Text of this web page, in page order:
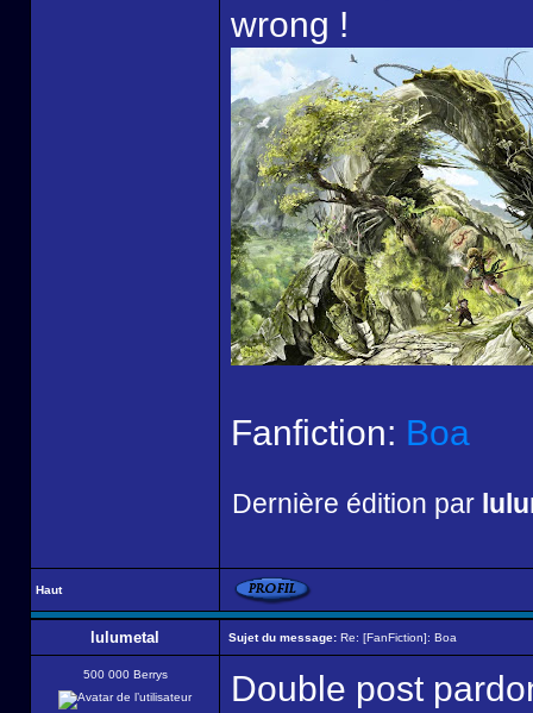
wrong !
Fanfiction: Boa
Dernière édition par
Haut
lulumetal Sujet du message: Re: [FanFiction]: Boa
500 000 Berrys
Double post